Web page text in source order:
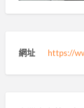
網址 https://